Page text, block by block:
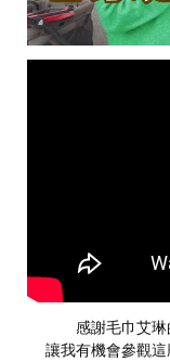
感謝毛巾艾
讓我有機會參觀